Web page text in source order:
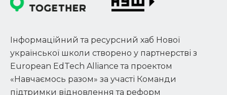
Інформаційний та ресурсний хаб Нової
української школи створено у партнерстві з
European EdTech Alliance та проектом
«Навчаємось разом» за участі Команди
підтримки відновлення та реформ